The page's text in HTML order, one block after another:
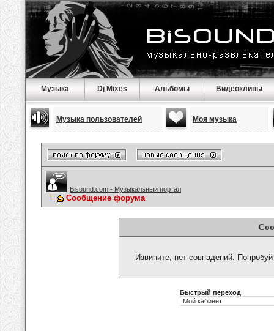
Музыка Dj Mixes Альбомы Видеоклипы
Музыка пользователей Моя музыка
Bisound.com - Музыкальный портал
Сообщение форума
Извините, нет совпадений.
Быстрый переход